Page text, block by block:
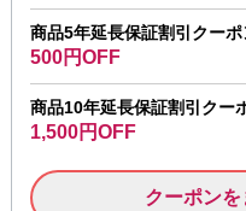
商品5年延長保証割引クーポ
500円OFF
商品10年延長保証割引クー
1,500円OFF
クーポン